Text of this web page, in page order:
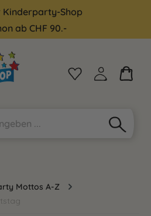
Kinderparty-Shop
ab CHF 90.-
Mottos A-Z